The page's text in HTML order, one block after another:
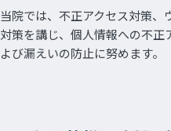
当院では、不正アクセス対策、
対策を講じ、個人情報への不正
よび漏えいの防止に努めます。